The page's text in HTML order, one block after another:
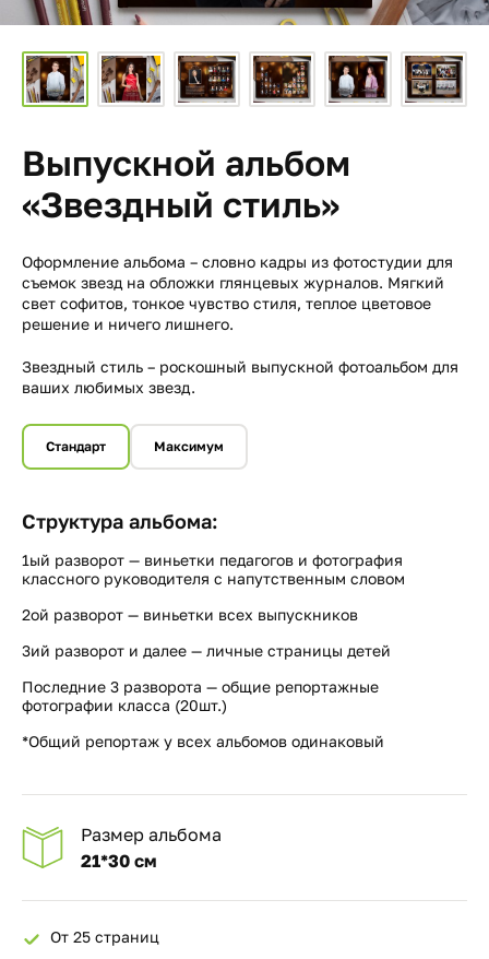
Выпускной альбом
«Звездный стиль»
Оформление альбома – словно кадры из фотостудии для
съемок звезд на обложки глянцевых журналов. Мягкий
свет софитов, тонкое чувство стиля, теплое цветовое
решение и ничего лишнего.
Звездный стиль – роскошный выпускной фотоальбом для
ваших любимых звезд.
Стандарт Максимум
Структура альбома:
1ый разворот — виньетки педагогов и фотография
классного руководителя с напутственным словом
2ой разворот — виньетки всех выпускников
3ий разворот и далее — личные страницы детей
Последние 3 разворота — общие репортажные
фотографии класса (20шт.)
*Общий репортаж у всех альбомов одинаковый
Размер альбома
21*30 см
От 25 страниц